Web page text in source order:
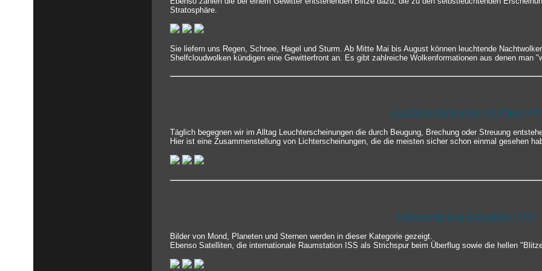
Stratosphäre.
Sie liefern uns Regen, Schnee, Hagel und Sturm. Ab Mitte Mai bis August können leuchtende
Shelfcloudwolken kündigen eine Gewitterfront an. Es gibt zahlreiche Wolkenformationen aus denen man
Leuchterscheinungen im Alltag (44)
Täglich begegnen wir im Alltag Leuchterscheinungen die durch Beugung, Brechung oder Streuung
Hier ist eine Zusammenstellung von Lichterscheinungen, die die meisten sicher schon einmal gesehen
Astronomie und Raumfahrt (182)
Bilder von Mond, Planeten und Sternen werden in dieser Kategorie gezeigt.
Ebenso Satelliten, die internationale Raumstation ISS als Strichspur beim Überflug sowie die hellen